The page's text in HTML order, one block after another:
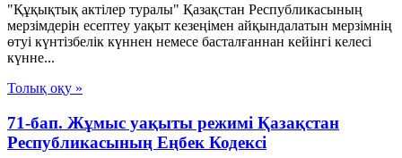
"Құқықтық актілер туралы" Қазақстан Республикасының
мерзімдерін есептеу уақыт кезеңімен айқындалатын мерзімнің
өтуі күнтізбелік күннен немесе басталғаннан кейінгі келесі
күнне...
Толық оқу »
71-бап. Жұмыс уақыты режимі Қазақстан
Республикасының Еңбек Кодексі